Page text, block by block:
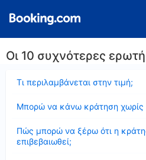
Οι 10 συχνότερες
Τι περιλαμβάνεται στην τιμή;
Μπορώ να κάνω κράτηση χωρίς
Πώς μπορώ να ξέρω ότι η
επιβεβαιωθεί;